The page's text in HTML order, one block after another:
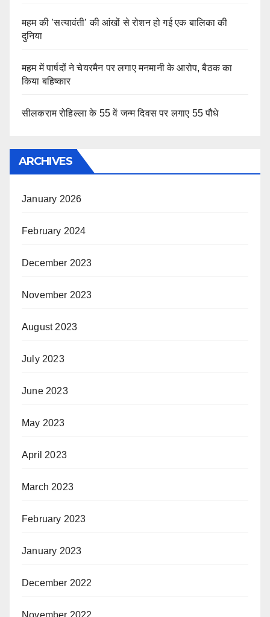
महम की ’सत्यावंती’ की आंखों से रोशन हो गई एक बालिका की
दुनिया
महम में पार्षदों ने चेयरमैन पर लगाए मनमानी के आरोप, बैठक का
किया बहिष्कार
सीलकराम रोहिल्ला के 55 वें जन्म दिवस पर लगाए 55 पौधे
ARCHIVES
January 2026
February 2024
December 2023
November 2023
August 2023
July 2023
June 2023
May 2023
April 2023
March 2023
February 2023
January 2023
December 2022
November 2022